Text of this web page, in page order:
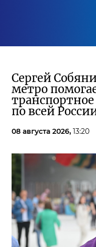
Сергей
метро
по всей
08 августа 2026, 13:20